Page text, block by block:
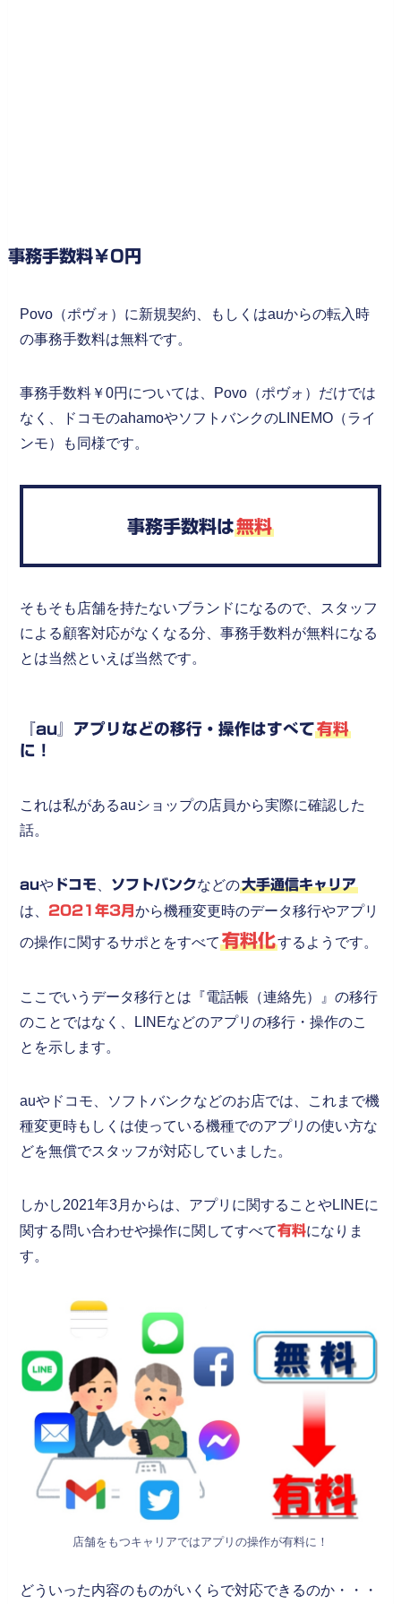
事務手数料￥0円
Povo（ポヴォ）に新規契約、もしくはauからの転入時
の事務手数料は無料です。
事務手数料￥0円については、Povo（ポヴォ）だけでは
なく、ドコモのahamoやソフトバンクのLINEMO（ライ
ンモ）も同様です。
事務手数料は無料
そもそも店舗を持たないブランドになるので、スタッフ
による顧客対応がなくなる分、事務手数料が無料になる
とは当然といえば当然です。
『au』アプリなどの移行・操作はすべて有料
に！
これは私があるauショップの店員から実際に確認した
話。
auや ドコモ ソフトバンクなどの大手通信キャリア
は、2021年3月から機種変更時のデータ移行やアプリ
の操作に関するサポとをすべて有料化するようです。
ここでいうデータ移行とは『電話帳（連絡先）』の移行
のことではなく、LINEなどのアプリの移行・操作のこ
とを示します。
auやドコモ、ソフトバンクなどのお店では、これまで機
種変更時もしくは使っている機種でのアプリの使い方な
どを無償でスタッフが対応していました。
しかし2021年3月からは、アプリに関することやLINEに
関する問い合わせや操作に関してすべて有料になりま
す。
店舗をもつキャリアではアプリの操作が有料に！
どういった内容のものがいくらで対応できるのか・・・